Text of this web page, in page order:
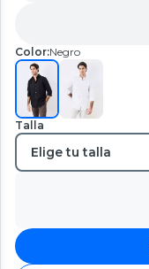
Color:Negro
Talla